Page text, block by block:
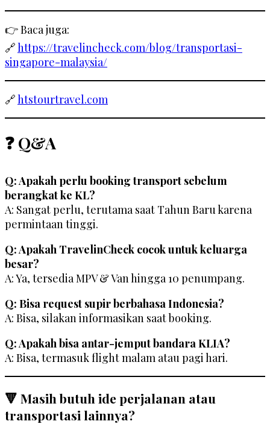
👉 Baca juga:
🔗https://travelincheck.com/blog/transportasi-
singapore-malaysia/
🔗htstourtravel.com
❓ Q&A
Q: Apakah perlu booking transport sebelum
berangkat ke KL?
A: Sangat perlu, terutama saat Tahun Baru karena
permintaan tinggi.
Q: Apakah TravelinCheck cocok untuk keluarga
besar?
A: Ya, tersedia MPV & Van hingga 10 penumpang.
Q: Bisa request supir berbahasa Indonesia?
A: Bisa, silakan informasikan saat booking.
Q: Apakah bisa antar-jemput bandara KLIA?
A: Bisa, termasuk flight malam atau pagi hari.
🔻 Masih butuh ide perjalanan atau
transportasi lainnya?